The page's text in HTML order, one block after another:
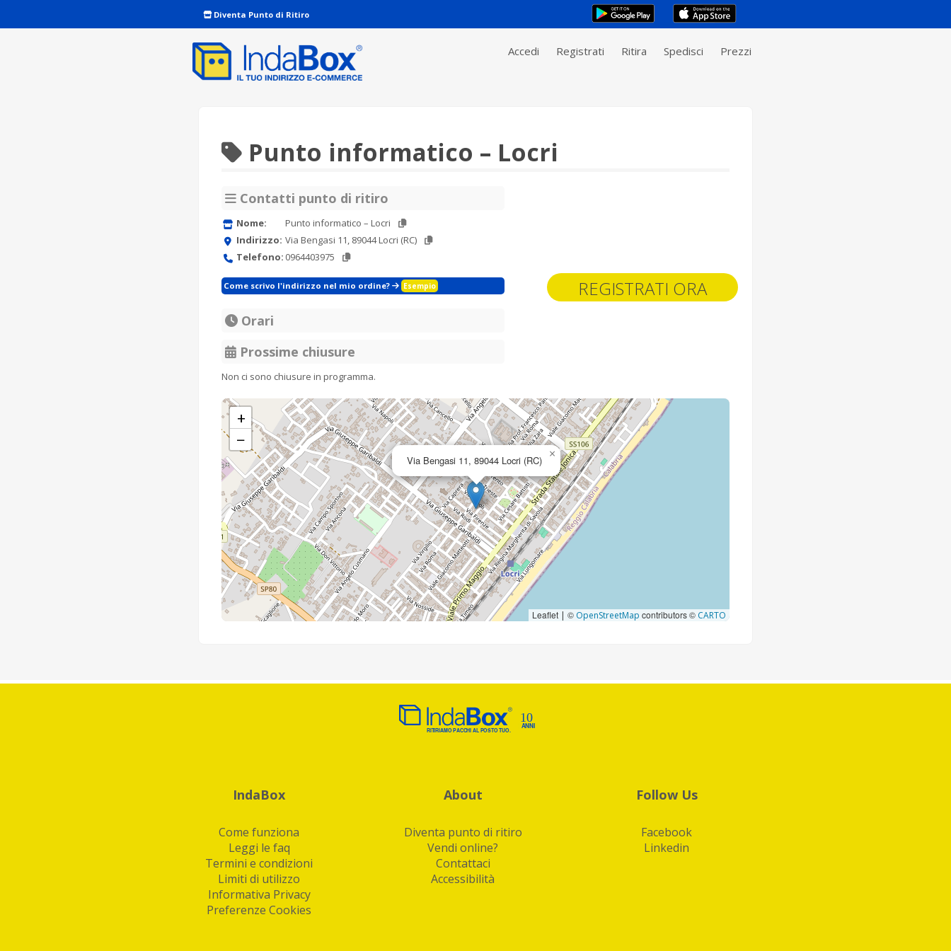
Diventa Punto di Ritiro
Accedi Registrati Ritira Spedisci Prezzi
REGISTRATI ORA
Punto informatico – Locri
Contatti punto di ritiro
Nome:
Punto informatico – Locri
Indirizzo: Via Bengasi 11, 89044 Locri (RC)
Telefono: 0964403975
Come scrivo l'indirizzo nel mio ordine? Esempio
Orari
Prossime chiusure
Non ci sono chiusure in programma.
Via Bengasi 11, 89044 Locri (RC) ×
+
−
Leaflet | © OpenStreetMap contributors © CARTO
IndaBox
Come funziona
Leggi le faq
Termini e condizioni
Limiti di utilizzo
Informativa Privacy
Preferenze Cookies
About
Diventa punto di ritiro
Vendi online?
Contattaci
Accessibilità
Follow Us
Facebook
Linkedin